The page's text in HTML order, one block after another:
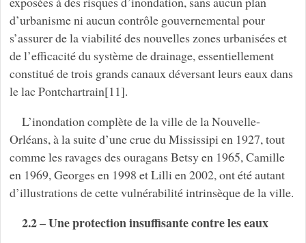
d’urbanisme ni aucun contrôle gouvernemental pour
s’assurer de la viabilité des nouvelles zones urbanisées et
de l’efficacité du système de drainage, essentiellement
constitué de trois grands canaux déversant leurs eaux dans
le lac Pontchartrain[11].
L’inondation complète de la ville de la Nouvelle-
Orléans, à la suite d’une crue du Mississipi en 1927, tout
comme les ravages des ouragans Betsy en 1965, Camille
en 1969, Georges en 1998 et Lilli en 2002, ont été autant
d’illustrations de cette vulnérabilité intrinsèque de la ville.
2.2 – Une protection insuffisante contre les eaux